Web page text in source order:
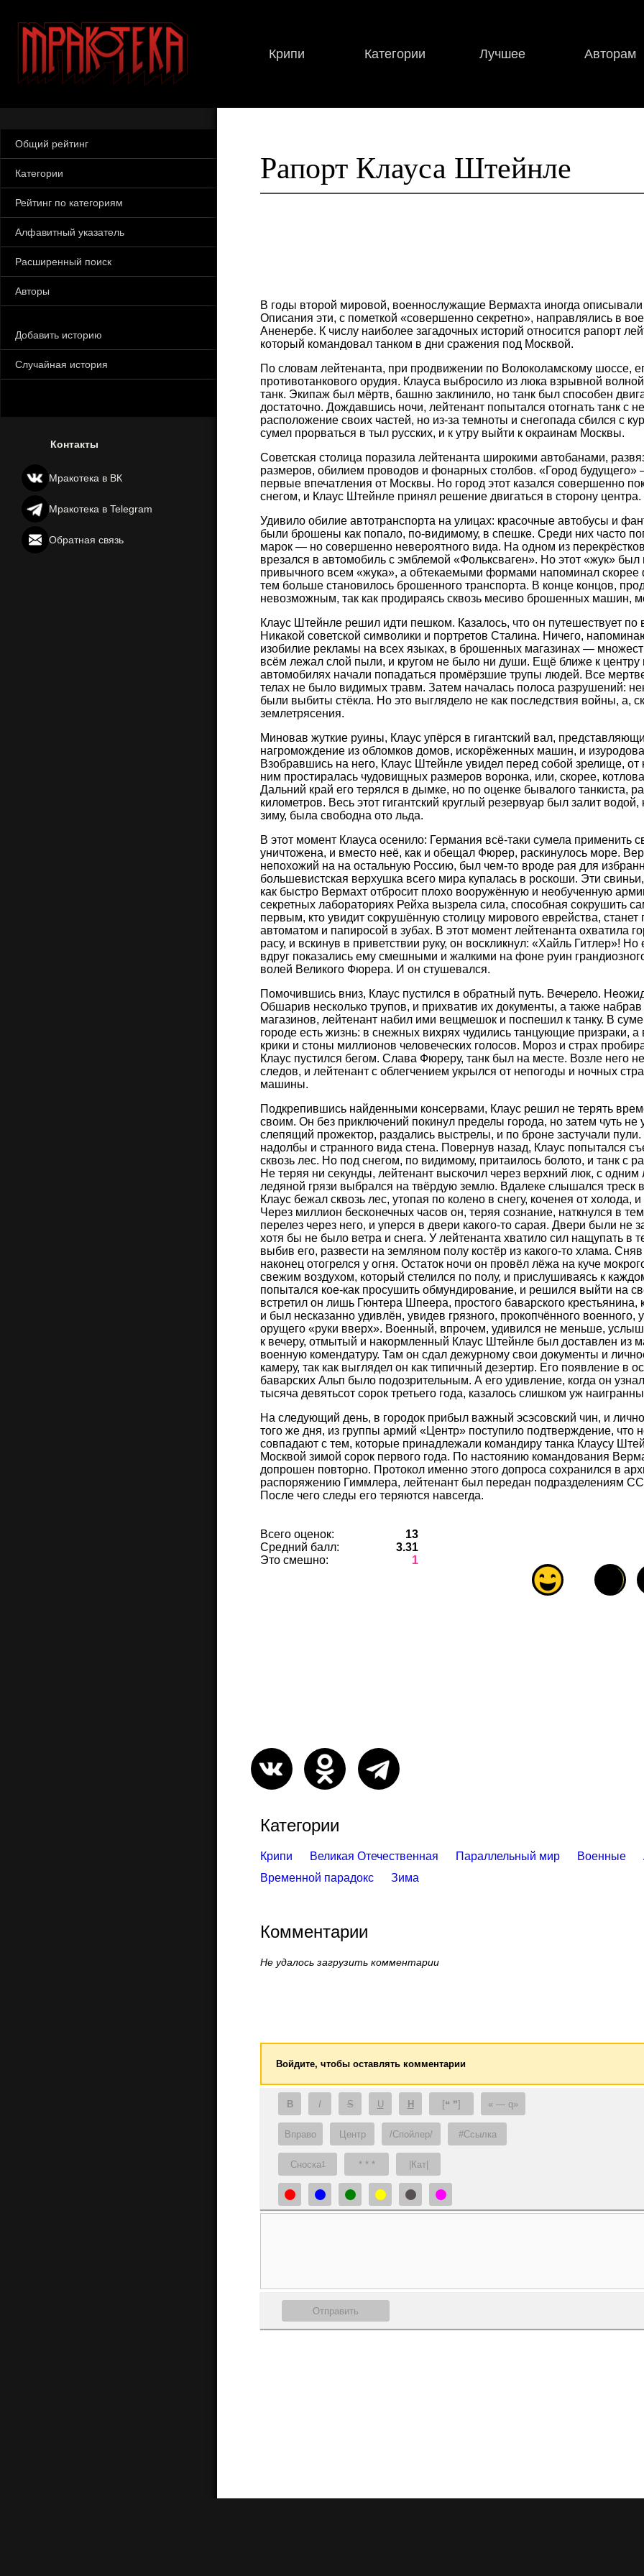
Крипи Категории Лучшее Авторам
Общий рейтинг
Категории
Рейтинг по категориям
Алфавитный указатель
Расширенный поиск
Авторы
Добавить историю
Случайная история
Контакты
Мракотека в ВК
Мракотека в Telegram
Обратная связь
Рапорт Клауса Штейнле
В годы второй мировой, военнослужащие Вермахта иногда
Описания эти, с пометкой «совершенно секретно», направлялись в
Аненербе. К числу наиболее загадочных историй относится рапорт
который командовал танком в дни сражения под Москвой.
По словам лейтенанта, при продвижении по Волоколамскому шоссе,
противотанкового орудия. Клауса выбросило из люка взрывной
танк. Экипаж был мёртв, башню заклинило, но танк был способен
достаточно. Дождавшись ночи, лейтенант попытался отогнать танк с
расположение своих частей, но из-за темноты и снегопада сбился с
сумел прорваться в тыл русских, и к утру выйти к окраинам Москвы.
Советская столица поразила лейтенанта широкими автобанами,
размеров, обилием проводов и фонарных столбов. «Город будущего»
первые впечатления от Москвы. Но город этот казался совершенно
снегом, и Клаус Штейнле принял решение двигаться в сторону центра.
Удивило обилие автотранспорта на улицах: красочные автобусы и
были брошены как попало, по-видимому, в спешке. Среди них часто
марок — но совершенно невероятного вида. На одном из
врезался в автомобиль с эмблемой «Фольксваген». Но этот «жук» был
привычного всем «жука», а обтекаемыми формами напоминал
тем больше становилось брошенного транспорта. В конце концов,
невозможным, так как продираясь сквозь месиво брошенных машин,
Клаус Штейнле решил идти пешком. Казалось, что он путешествует по
Никакой советской символики и портретов Сталина. Ничего,
изобилие рекламы на всех языках, в брошенных магазинах —
всём лежал слой пыли, и кругом не было ни души. Ещё ближе к центру
автомобилях начали попадаться промёрзшие трупы людей. Все
телах не было видимых травм. Затем началась полоса разрушений:
были выбиты стёкла. Но это выглядело не как последствия войны, а,
землетрясения.
Миновав жуткие руины, Клаус упёрся в гигантский вал,
нагромождение из обломков домов, искорёженных машин, и
Взобравшись на него, Клаус Штейнле увидел перед собой зрелище, от
ним простиралась чудовищных размеров воронка, или, скорее,
Дальний край его терялся в дымке, но по оценке бывалого танкиста,
километров. Весь этот гигантский круглый резервуар был залит
зиму, была свободна ото льда.
В этот момент Клауса осенило: Германия всё-таки сумела применить
уничтожена, и вместо неё, как и обещал Фюрер, раскинулось море.
непохожий на на остальную Россию, был чем-то вроде рая для
большевистская верхушка всего мира купалась в роскоши. Эти
как быстро Вермахт отбросит плохо вооружённую и необученную
секретных лабораториях Рейха вызрела сила, способная сокрушить
первым, кто увидит сокрушённую столицу мирового еврейства, станет
автоматом и папиросой в зубах. В этот момент лейтенанта охватила
расу, и вскинув в приветствии руку, он воскликнул: «Хайль Гитлер»!
вдруг показались ему смешными и жалкими на фоне руин
волей Великого Фюрера. И он стушевался.
Помочившись вниз, Клаус пустился в обратный путь. Вечерело.
Обшарив несколько трупов, и прихватив их документы, а также
магазинов, лейтенант набил ими вещмешок и поспешил к танку. В
городе есть жизнь: в снежных вихрях чудились танцующие призраки,
крики и стоны миллионов человеческих голосов. Мороз и страх
Клаус пустился бегом. Слава Фюреру, танк был на месте. Возле него
следов, и лейтенант с облегчением укрылся от непогоды и ночных
машины.
Подкрепившись найденными консервами, Клаус решил не терять
своим. Он без приключений покинул пределы города, но затем чуть не
слепящий прожектор, раздались выстрелы, и по броне застучали
надолбы и странного вида стена. Повернув назад, Клаус попытался
сквозь лес. Но под снегом, по видимому, притаилось болото, и танк с
Не теряя ни секунды, лейтенант выскочил через верхний люк, с
ледяной грязи выбрался на твёрдую землю. Вдалеке слышался треск
Клаус бежал сквозь лес, утопая по колено в снегу, коченея от холода,
Через миллион бесконечных часов он, теряя сознание, наткнулся в
перелез через него, и уперся в двери какого-то сарая. Двери были не
хотя бы не было ветра и снега. У лейтенанта хватило сил нащупать в
выбив его, развести на земляном полу костёр из какого-то хлама.
наконец отогрелся у огня. Остаток ночи он провёл лёжа на куче
свежим воздухом, который стелился по полу, и прислушиваясь к
попытался кое-как просушить обмундирование, и решился выйти на
встретил он лишь Гюнтера Шпеера, простого баварского
и был несказанно удивлён, увидев грязного, прокопчённого военного,
орущего «руки вверх». Военный, впрочем, удивился не меньше,
к вечеру, отмытый и накормленный Клаус Штейнле был доставлен из
военную комендатуру. Там он сдал дежурному свои документы и
камеру, так как выглядел он как типичный дезертир. Его появление в
баварских Альп было подозрительным. А его удивление, когда он
тысяча девятьсот сорок третьего года, казалось слишком уж
На следующий день, в городок прибыл важный эсэсовский чин, и
того же дня, из группы армий «Центр» поступило подтверждение, что
совпадают с тем, которые принадлежали командиру танка Клаусу
Москвой зимой сорок первого года. По настоянию командования
допрошен повторно. Протокол именно этого допроса сохранился в
распоряжению Гиммлера, лейтенант был передан подразделениям
После чего следы его теряются навсегда.
Всего оценок:
13
Средний балл:
3.31
Это смешно:
1
Категории
Крипи Великая Отечественная Параллельный мир Военные
Временной парадокс
Зима
Комментарии
Не удалось загрузить комментарии
Войдите, чтобы оставлять комментарии
B I S U H [❝ ❞] — q
Вправо Центр /Спойлер/ #Ссылка
Сноска1 * * * |Кат|